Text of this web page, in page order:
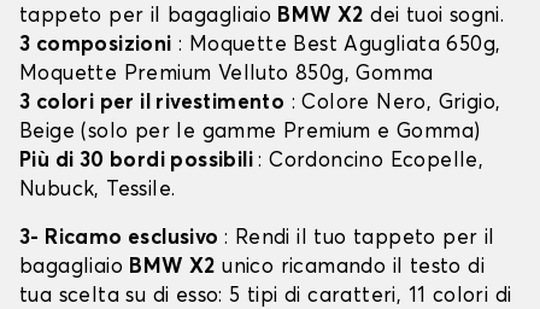
tappeto per il bagagliaio BMW X2 dei tuoi sogni.
3 composizioni : Moquette Best Agugliata 650g,
Moquette Premium Velluto 850g, Gomma
3 colori per il rivestimento : Colore Nero, Grigio,
Beige (solo per le gamme Premium e Gomma)
Più di 30 bordi possibili: Cordoncino Ecopelle,
Nubuck, Tessile.
3- Ricamo esclusivo : Rendi il tuo tappeto per il
bagagliaio BMW X2 unico ricamando il testo di
tua scelta su di esso: 5 tipi di caratteri, 11 colori di